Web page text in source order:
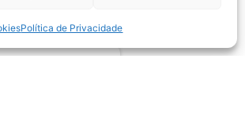
Política de Privacidade